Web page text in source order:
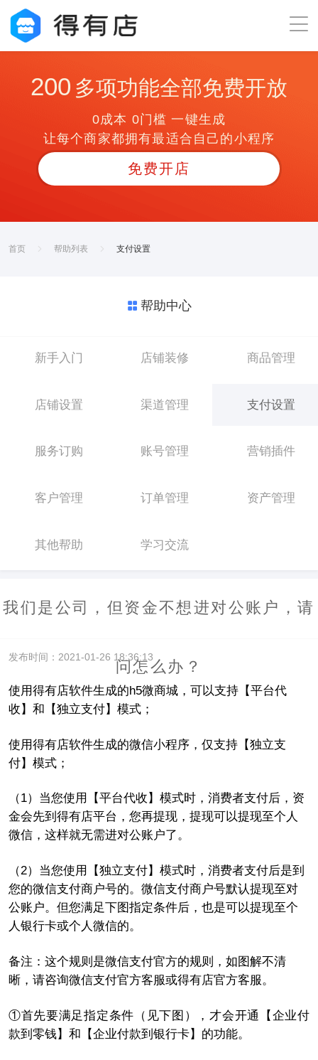
200 多项功能全部免费开放
0成本 0门槛 一键生成
让每个商家都拥有最适合自己的小程序
免费开店
首页 帮助列表 支付设置
帮助中心
新手入门 店铺装修 商品管理
店铺设置 渠道管理 支付设置
服务订购 账号管理 营销插件
客户管理 订单管理 资产管理
其他帮助 学习交流
我们是公司，但资金不想进对公账户，请
问怎么办？
发布时间：2021-01-26 18:36:13
使用得有店软件生成的h5微商城，可以支持【平台代
收】和【独立支付】模式；
使用得有店软件生成的微信小程序，仅支持【独立支
付】模式；
（1） 当您使用【平台代收】模式时，消费者支付后，资
金会先到得有店平台，您再提现，提现可以提现至个人
微信，这样就无需进对公账户了。
（2） 当您使用【独立支付】模式时，消费者支付后是到
您的微信支付商户号的。微信支付商户号默认提现至对
公账户。但您满足下图指定条件后，也是可以提现至个
人银行卡或个人微信的。
备注：这个规则是微信支付官方的规则，如图解不清
晰，请咨询微信支付官方客服或得有店官方客服。
①首先要满足指定条件（见下图），才会开通【企业付
款到零钱】和【企业付款到银行卡】的功能。